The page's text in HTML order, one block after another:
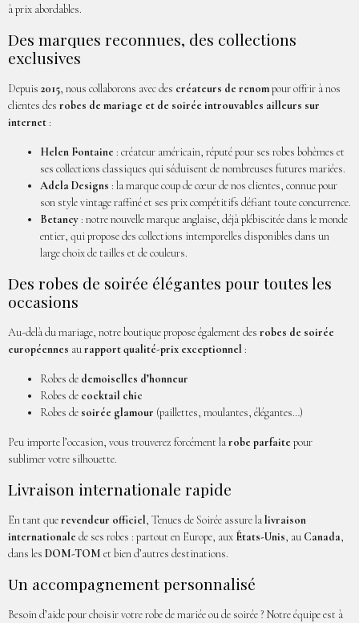
à prix abordables.
Des marques reconnues, des collections
exclusives
Depuis 2015, nous collaborons avec des créateurs de renompour offrir à nos
clientes des robes de mariage et de soirée introuvables ailleurs sur
internet :
Helen Fontaine : créateur américain, réputé pour ses robes bohèmes et
ses collections classiques qui séduisent de nombreuses futures mariées.
Adela Designs : la marque coup de cœur de nos clientes, connue pour
son style vintage raffiné et ses prix compétitifs défiant toute concurrence.
Betancy : notre nouvelle marque anglaise, déjà plébiscitée dans le monde
entier, qui propose des collections intemporelles disponibles dans un
large choix de tailles et de couleurs.
Des robes de soirée élégantes pour toutes les
occasions
Au-delà du mariage, notre boutique propose également des robes de soirée
européennes aurapport qualité-prix exceptionnel :
Robes de demoiselles d’honneur
Robes de cocktail chic
Robes de soirée glamour (paillettes, moulantes, élégantes…)
Peu importe l’occasion, vous trouverez forcément larobe parfaite pour
sublimer votre silhouette.
Livraison internationale rapide
En tant querevendeur officiel, Tenues de Soirée assure lalivraison
internationale de ses robes : partout en Europe, aux États-Unis, au Canada,
dans les DOM-TOM et bien d’autres destinations.
Un accompagnement personnalisé
Besoin d’aide pour choisir votre robe de mariée ou de soirée ? Notre équipe est à